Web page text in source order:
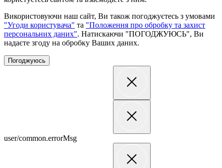
Використовуючи наш сайт, Ви також погоджуєтесь з умовами
"Угоди користувача" та "Положення про обробку та захист
персональних даних". Натискаючи "ПОГОДЖУЮСЬ", Ви
надаєте згоду на обробку Ваших даних.
Погоджуюсь
user/common.errorMsg